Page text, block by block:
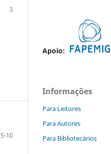
3
5-10
Apoio:
Informações
Para Leitores
Para Autores
Para Bibliotecários